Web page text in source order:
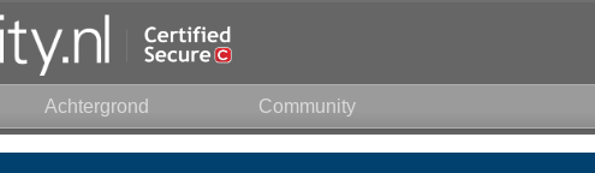
Achtergrond Community